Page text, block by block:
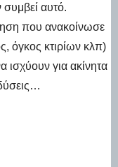
αυτό.
που ανακοίνωσε
όγκος κτιρίων κλπ)
για ακίνητα